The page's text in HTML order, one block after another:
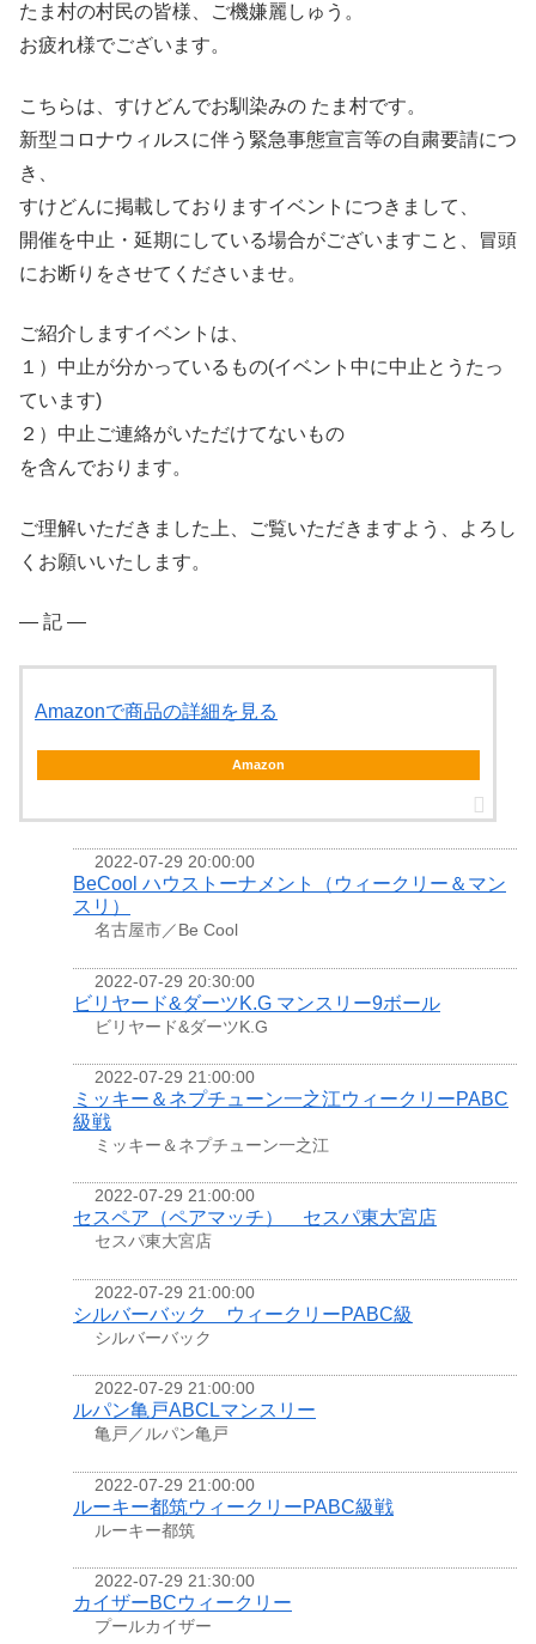
たま村の村民の皆様、ご機嫌麗しゅう。
お疲れ様でございます。
こちらは、すけどんでお馴染みの たま村です。
新型コロナウィルスに伴う緊急事態宣言等の自粛要請につ
き、
すけどんに掲載しておりますイベントにつきまして、
開催を中止・延期にしている場合がございますこと、冒頭
にお断りをさせてくださいませ。
ご紹介しますイベントは、
１）中止が分かっているもの(イベント中に中止とうたっ
ています)
２）中止ご連絡がいただけてないもの
を含んでおります。
ご理解いただきました上、ご覧いただきますよう、よろし
くお願いいたします。
― 記 ―
Amazonで商品の詳細を見る
Amazon
2022-07-29 20:00:00
BeCool ハウストーナメント（ウィークリー＆マン
スリ）
名古屋市／Be Cool
2022-07-29 20:30:00
ビリヤード&ダーツK.G マンスリー9ボール
ビリヤード&ダーツK.G
2022-07-29 21:00:00
ミッキー＆ネプチューン一之江ウィークリーPABC
級戦
ミッキー＆ネプチューン一之江
2022-07-29 21:00:00
セスペア（ペアマッチ） セスパ東大宮店
セスパ東大宮店
2022-07-29 21:00:00
シルバーバック ウィークリーPABC級
シルバーバック
2022-07-29 21:00:00
ルパン亀戸ABCLマンスリー
亀戸／ルパン亀戸
2022-07-29 21:00:00
ルーキー都筑ウィークリーPABC級戦
ルーキー都筑
2022-07-29 21:30:00
カイザーBCウィークリー
プールカイザー